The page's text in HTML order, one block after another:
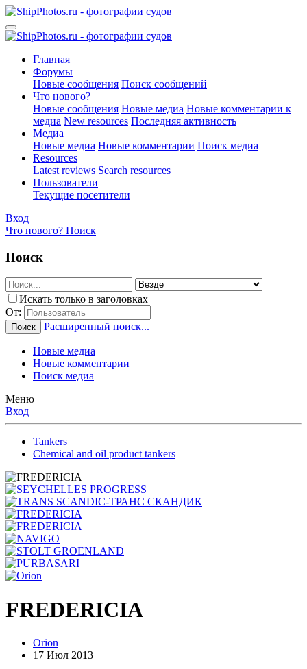
Главная
Форумы
Новые сообщения Поиск сообщений
Что нового?
Новые сообщения Новые медиа Новые комментарии к
медиа New resources Последняя активность
Медиа
Новые медиа Новые комментарии Поиск медиа
Resources
Latest reviews Search resources
Пользователи
Текущие посетители
Вход
Что нового? Поиск
Поиск
Искать только в заголовках
От:
Поиск Расширенный поиск...
Новые медиа
Новые комментарии
Поиск медиа
Меню
Вход
Tankers
Chemical and oil product tankers
FREDERICIA
Orion
17 Июл 2013